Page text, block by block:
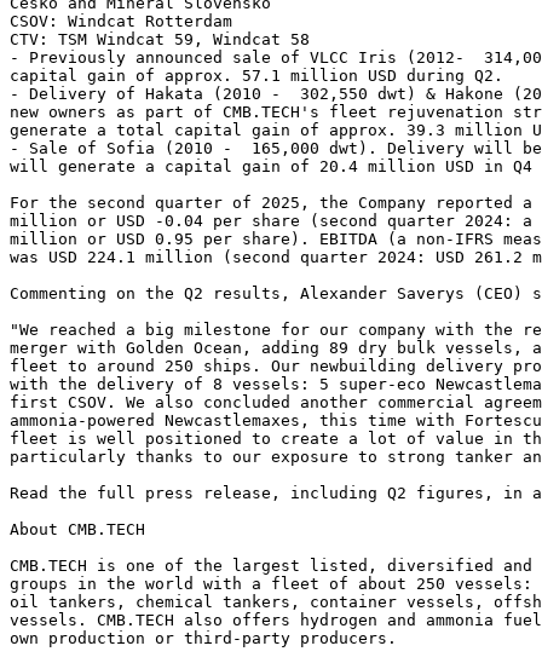
CSOV: Windcat Rotterdam
CTV: TSM Windcat 59, Windcat 58
- Previously announced sale of VLCC Iris (2012-
capital gain of approx. 57.1 million USD during Q2.
- Delivery of Hakata (2010 -  302,550 dwt) & Hakone
new owners as part of CMB.TECH's fleet rejuvenation
generate a total capital gain of approx. 39.3 million
- Sale of Sofia (2010 -  165,000 dwt). Delivery will be
will generate a capital gain of 20.4 million USD in Q4
For the second quarter of 2025, the Company reported
million or USD -0.04 per share (second quarter 2024: a
million or USD 0.95 per share). EBITDA (a non-IFRS
was USD 224.1 million (second quarter 2024: USD
Commenting on the Q2 results, Alexander Saverys (CEO)
"We reached a big milestone for our company with the
merger with Golden Ocean, adding 89 dry bulk
fleet to around 250 ships. Our newbuilding delivery
with the delivery of 8 vessels: 5 super-eco
first CSOV. We also concluded another commercial
ammonia-powered Newcastlemaxes, this time with
fleet is well positioned to create a lot of value in the
particularly thanks to our exposure to strong tanker
Read the full press release, including Q2 figures, in
About CMB.TECH
CMB.TECH is one of the largest listed, diversified
groups in the world with a fleet of about 250 vessels:
oil tankers, chemical tankers, container vessels,
vessels. CMB.TECH also offers hydrogen and ammonia
own production or third-party producers.